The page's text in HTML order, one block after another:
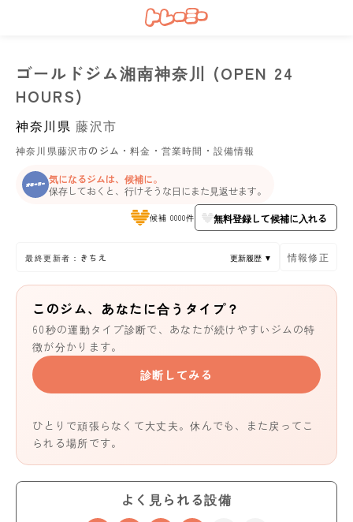
ゴールドジム湘南神奈川 (OPEN 24
HOURS)
神奈川県 藤沢市
神奈川県藤沢市のジム・料金・営業時間・設備情報
気になるジムは、候補に。
保存しておくと、行けそうな日にまた見返せます。
候補 0000件 無料登録して候補に入れる
最終更新者：きちえ 更新履歴 ▼ 情報修正
このジム、あなたに合うタイプ？
60秒の運動タイプ診断で、あなたが続けやすいジムの特
徴が分かります。
診断してみる
ひとりで頑張らなくて大丈夫。休んでも、また戻ってこ
られる場所です。
よく見られる設備